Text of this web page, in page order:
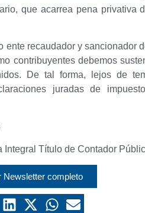
que acarrea pena privativa
ente recaudador y sancionador
contribuyentes debemos
De tal forma, lejos de
juradas de
Título de Contador
Newsletter completo